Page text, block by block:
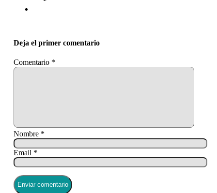
Deja el primer comentario
Nombre *
Email *
Comentario *